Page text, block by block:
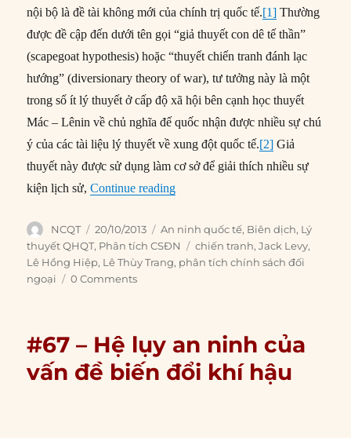
nội bộ là đề tài không mới của chính trị quốc tế.[1] Thường
được đề cập đến dưới tên gọi “giả thuyết con dê tế thần”
(scapegoat hypothesis) hoặc “thuyết chiến tranh đánh lạc
hướng” (diversionary theory of war), tư tưởng này là một
trong số ít lý thuyết ở cấp độ xã hội bên cạnh học thuyết
Mác – Lênin về chủ nghĩa đế quốc nhận được nhiều sự chú
ý của các tài liệu lý thuyết về xung đột quốc tế.[2] Giả
thuyết này được sử dụng làm cơ sở để giải thích nhiều sự
kiện lịch sử,Continue reading“#72 – Phê bình lý thuyết chiến
Author
NCQT
Posted
on
20/10/2013 Categories
An ninh quốc tế, Biên dịch, Lý
thuyết QHQT, Phân tích CSĐN Tags
chiến tranh,Jack Levy,
Lê Hồng Hiệp, Lê Thùy Trang, phân tích chính sách đối
ngoại
0 Comments
#67 – Hệ lụy an ninh của
vấn đề biến đổi khí hậu